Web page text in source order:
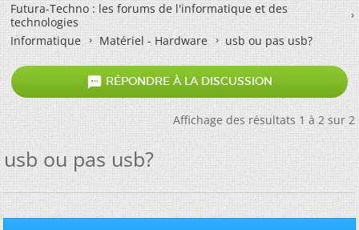
Futura-Techno : les forums de l'informatique et des
technologies
Informatique
Matériel - Hardware usb ou pas usb?
 RÉPONDRE À LA DISCUSSION
Affichage des résultats 1 à 2 sur 2
usb ou pas usb?